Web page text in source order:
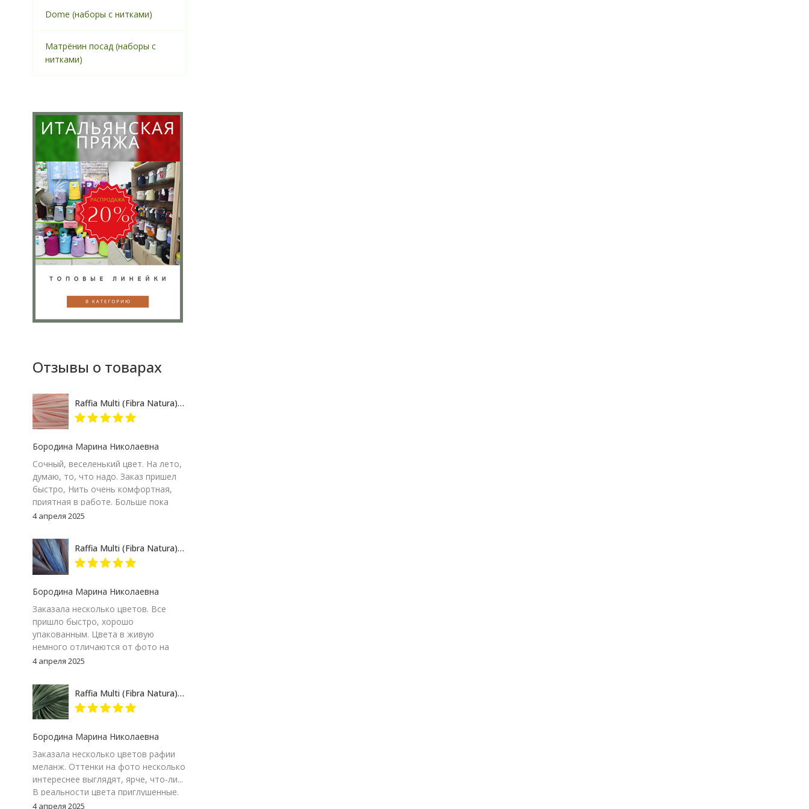
Dome (наборы с нитками)
Матрёнин посад (наборы с
нитками)
Отзывы о товарах
Raffia Multi (Fibra Natura) 117-17 розово-кремовый меланж, пряжа 35г
Бородина Марина Николаевна
Сочный, веселенький цвет. На лето,
думаю, то, что надо. Заказ пришел
быстро, Нить очень комфортная,
приятная в работе. Больше пока
сказать не могу – посмотрим на
пятерку и товару и продавцу за
качество сопровождения заказа!
4 апреля 2025
Raffia Multi (Fibra Natura) 117-07 сине-серый, пряжа 35г
Бородина Марина Николаевна
Заказала несколько цветов. Все
пришло быстро, хорошо
упакованным. Цвета в живую
немного отличаются от фото на
экране компьютера, но мне
Думаю, изделие получится
интересным
4 апреля 2025
Raffia Multi (Fibra Natura) 117-24 зеленый меланж, пряжа 35г
Бородина Марина Николаевна
Заказала несколько цветов рафии
меланж. Оттенки на фото несколько
интереснее выглядят, ярче, что-ли...
В реальности цвета приглушенные.
Цвет 117-24, зеленый меланж. Мне
4 апреля 2025